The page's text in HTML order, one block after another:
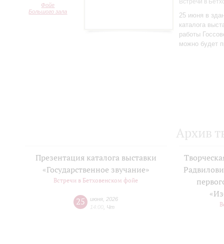
Фойе
Большого зала
Встречи в
25 июня в
каталога
работы
можно будет
Архив
Презентация каталога выставки
«Государственное звучание»
Встречи в Бетховенском фойе
25 июня 2026
Чт